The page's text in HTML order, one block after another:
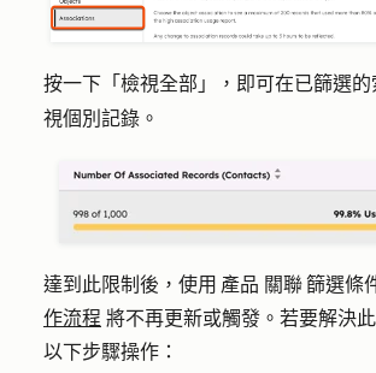
按一下「 檢視全部」
，即可在已篩選
視個別記錄。
達到此限制後，使用 產品 關聯 篩選條
作流程 將不再更新或觸發。若要解決
以下步驟操作：